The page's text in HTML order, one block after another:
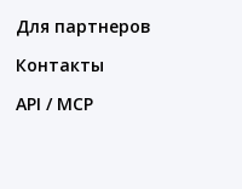
Для партнеров
Контакты
API / MCP